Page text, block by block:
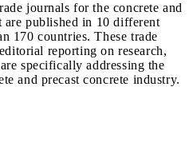
journals for the concrete and
are published in 10 different
170 countries. These trade
reporting on research,
specifically addressing the
and precast concrete industry.